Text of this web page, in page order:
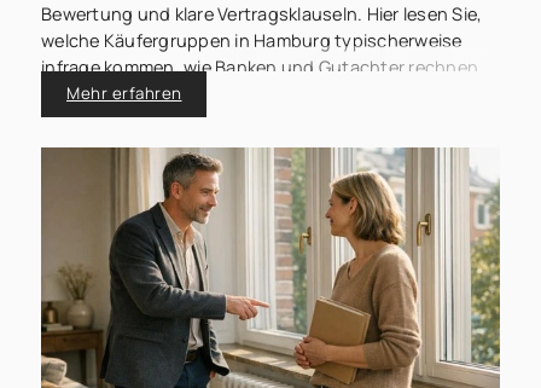
Bewertung und klare Vertragsklauseln. Hier lesen Sie,
welche Käufergruppen in Hamburg typischerweise
infrage kommen, wie Banken und Gutachter rechnen
und worauf im Notartermin besonders zu achten ist.
Mehr erfahren